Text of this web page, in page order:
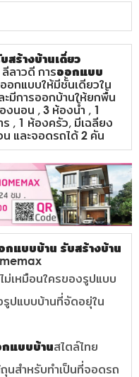
สร้างบ้านเดี่ยว
ลาวดี การออกแบบ
อกแบบให้มีชั้นเดียวใน
ะมีการออกบ้านให้ยกพื้น
นอน , 3 ห้องน้ำ , 1
, 1 ห้องครัว, มีเฉลียง
และจอดรถได้ 2 คัน
กแบบบ้าน รับสร้างบ้าน
ม่เหมือนใครของรูปแบบ
รูปแบบบ้านที่จัดอยุ่ใน
แบบบ้านสไตล์ไทย
นสำหรับทำเป็นที่จอดรถ